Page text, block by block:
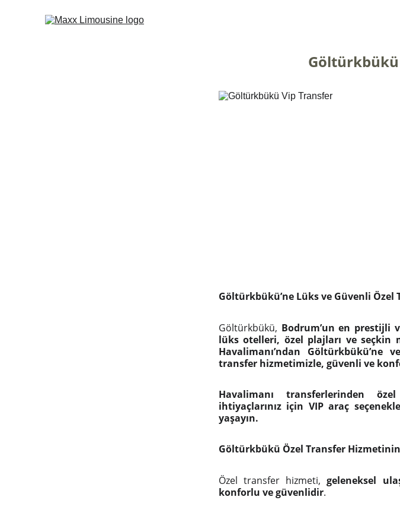
Göltürkbükü’ne Lüks ve Güvenli Özel
Göltürkbükü, Bodrum’un en prestijli
lüks otelleri, özel plajları ve seçkin
Havalimanı’ndan Göltürkbükü’ne
transfer hizmetimizle, güvenli ve
Havalimanı transferlerinden
ihtiyaçlarınız için VIP araç
yaşayın.
Göltürkbükü Özel Transfer
Özel transfer hizmeti,geleneksel
konforlu ve güvenlidir.